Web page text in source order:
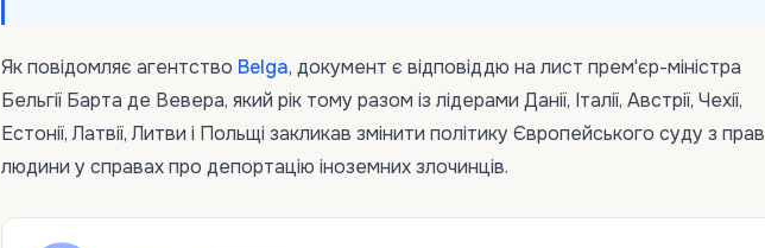
Як повідомляє агентство Belga, документ є відповіддю на лист прем'єр-міністра
Бельгії Барта де Вевера, який рік тому разом із лідерами Данії, Італії, Австрії, Чехії,
Естонії, Латвії, Литви і Польщі закликав змінити політику Європейського суду з прав
людини у справах про депортацію іноземних злочинців.